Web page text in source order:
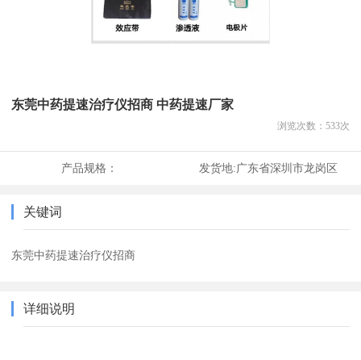
东莞中药提速治疗仪招商 中药提速厂家
浏览次数： 533次
产品规格： 发货地:广东省深圳市龙岗区
关键词
东莞中药提速治疗仪招商
详细说明